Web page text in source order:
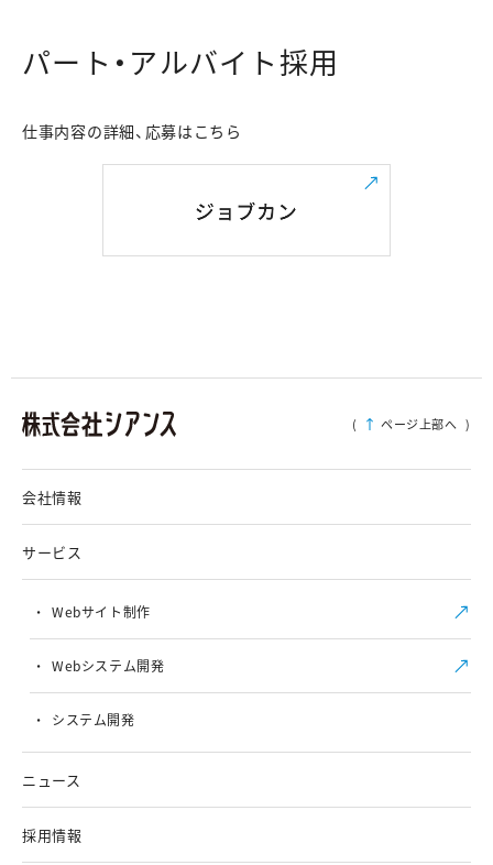
パート・アルバイト採用
仕事内容の詳細、応募はこちら
( ページ上部へ )
会社情報
サービス
Webサイト制作
Webシステム開発
システム開発
ニュース
採用情報